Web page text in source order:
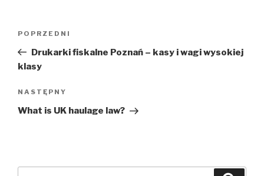
Poprzedni
wpis
POPRZEDNI
Drukarki fiskalne Poznań – kasy i wagi wysokiej
klasy
Następny
wpis
NASTĘPNY
What is UK haulage law?